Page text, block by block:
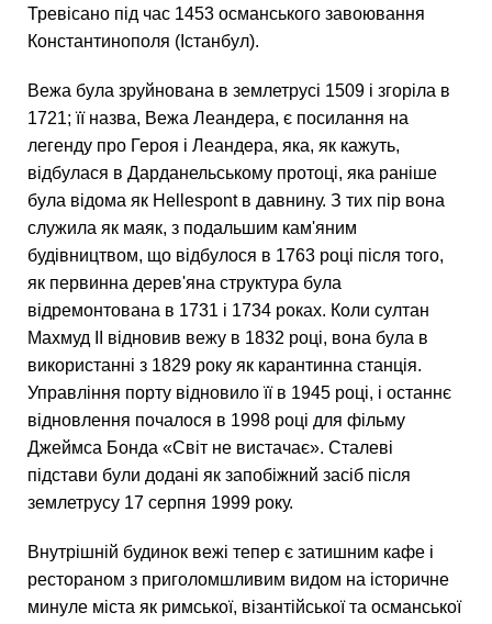
Тревісано під час 1453 османського завоювання
Константинополя (Істанбул).
Вежа була зруйнована в землетрусі 1509 і згоріла в
1721; її назва, Вежа Леандера, є посилання на
легенду про Героя і Леандера, яка, як кажуть,
відбулася в Дарданельському протоці, яка раніше
була відома як Hellespont в давнину. З тих пір вона
служила як маяк, з подальшим кам'яним
будівництвом, що відбулося в 1763 році після того,
як первинна дерев'яна структура була
відремонтована в 1731 і 1734 роках. Коли султан
Махмуд II відновив вежу в 1832 році, вона була в
використанні з 1829 року як карантинна станція.
Управління порту відновило її в 1945 році, і останнє
відновлення почалося в 1998 році для фільму
Джеймса Бонда «Світ не вистачає». Сталеві
підстави були додані як запобіжний засіб після
землетрусу 17 серпня 1999 року.
Внутрішній будинок вежі тепер є затишним кафе і
рестораном з приголомшливим видом на історичне
минуле міста як римської, візантійської та османської